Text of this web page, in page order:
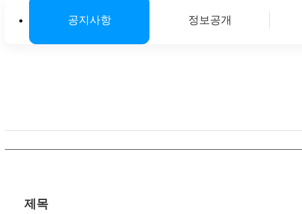
공지사항 정보공개
제목